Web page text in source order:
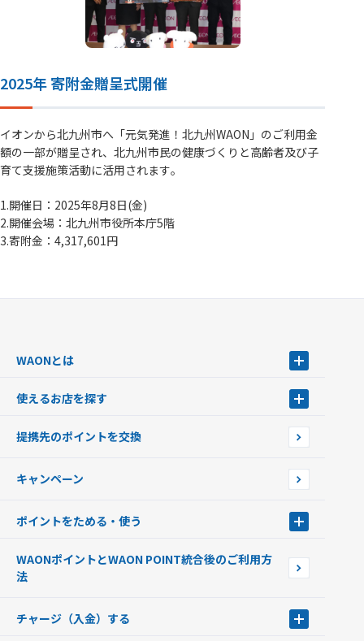
2025年 寄附金贈呈式開催
イオンから北九州市へ「元気発進！北九州WAON」のご利用金
額の一部が贈呈され、北九州市民の健康づくりと高齢者及び子
育て支援施策活動に活用されます｡
1.開催日：2025年8月8日(金)
2.開催会場：北九州市役所本庁5階
3.寄附金：4,317,601円
WAONとは
WAONを申込む
インターネット上でのお買い物について（ネット決済）
使えるお店を探す
店舗検索
イオン銀行ATM設置場所
提携先のポイントを交換
キャンペーン
ポイントをためる・使う
ポイントの有効期限について
WAONポイントとWAON POINT統合後のご利用方
法
チャージ（入金）する